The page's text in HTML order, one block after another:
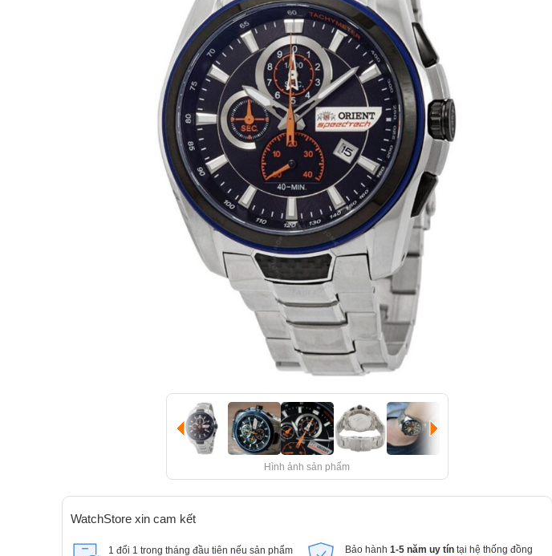
Hình ảnh sản phẩm
WatchStore xin cam kết
1 đổi 1 trong tháng đầu tiên nếu sản phẩm
Bảo hành 1-5 năm uy tín tại hệ thống đồng